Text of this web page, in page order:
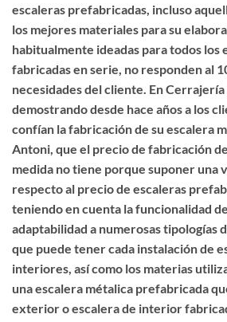
escaleras prefabricadas, incluso
los mejores materiales para su
habitualmente ideadas para todos los
fabricadas en serie, no responden al
necesidades del cliente. En Cerrajería
demostrando desde hace años a los
confían lafabricación de su escalera
Antoni , que el precio de fabricación
medida no tiene porque suponer una
respecto al precio de escaleras
teniendo en cuenta la funcionalidad
adaptabilidad a numerosas tipologías
que puede tener cada instalación de
interiores, así como los materias
una escalera métalica prefabricada
exterior o escalera de interior